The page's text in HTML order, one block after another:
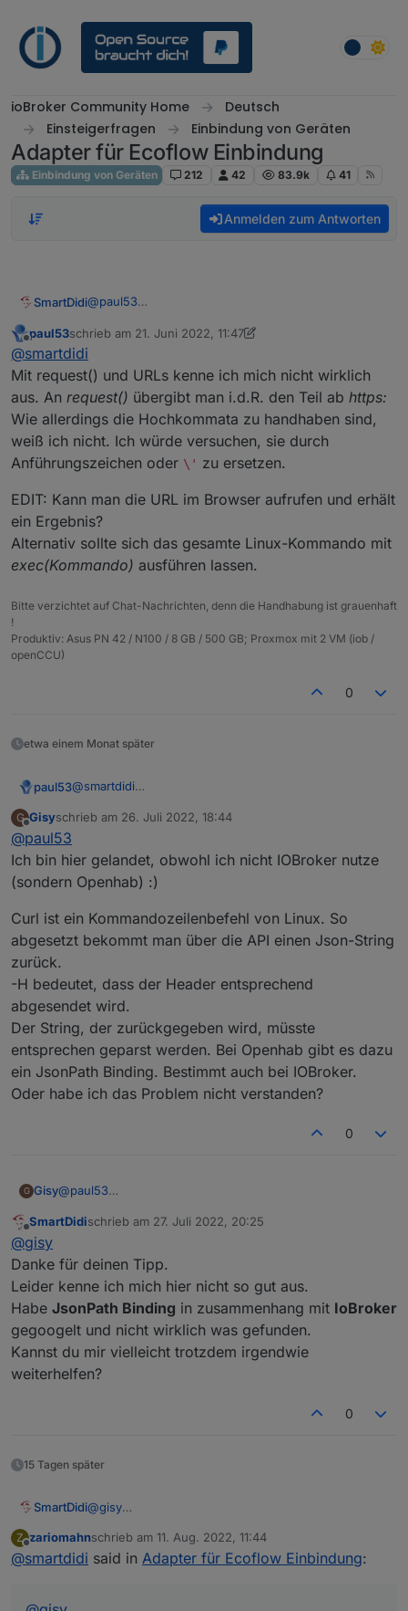
ioBroker Community Home
Deutsch
Einsteigerfragen
Einbindung von Geräten
Adapter für Ecoflow Einbindung
Einbindung von Geräten 212 42 83.9k 41
Anmelden zum Antworten
SmartDidi@paul53
leide hat mir heute das Support-Team von EcoFlow
vor wenigen Tagen verändert hat.
Nun haben ich folgenden Link von EcoFlow
bekommen:
curl -X GET \ https://api.ecoflow.com/iot-
service/open/api/device/queryDeviceQuota?
sn=DCEBxxxxxxxxx\ -H 'Content-Type:
application/json' \ -H 'appKey:
xxxxxxxxxxxxxx'
Kannst du mir bitte sagen, wie ich aus diesem Pfad
die Werte auslesen kann?
Vielen Dank für deine Hilfe.
lg
Offline
paul53schrieb am 21. Juni 2022, 11:47
zuletzt editiert von paul53
@smartdidi
Mit request() und URLs kenne ich mich nicht wirklich
aus. An request() übergibt man i.d.R. den Teil ab https:
Wie allerdings die Hochkommata zu handhaben sind,
weiß ich nicht. Ich würde versuchen, sie durch
Anführungszeichen oder \' zu ersetzen.
EDIT: Kann man die URL im Browser aufrufen und erhält
ein Ergebnis?
Alternativ sollte sich das gesamte Linux-Kommando mit
exec(Kommando) ausführen lassen.
Bitte verzichtet auf Chat-Nachrichten, denn die Handhabung ist grauenhaft
!
Produktiv: Asus PN 42 / N100 / 8 GB / 500 GB; Proxmox mit 2 VM (iob /
openCCU)
0
etwa einem Monat später
paul53@smartdidi
aus. An request()übergibt man i.d.R. den Teil ab
weiß ich nicht. Ich würde versuchen, sie durch
Anführungszeichen oder
EDIT: Kann man die URL im Browser aufrufen und
Alternativ sollte sich das gesamte Linux-Kommando mit
exec(Kommando)
G
Offline
Gisyschrieb am 26. Juli 2022, 18:44
zuletzt editiert von
@paul53
Ich bin hier gelandet, obwohl ich nicht IOBroker nutze
(sondern Openhab) :)
Curl ist ein Kommandozeilenbefehl von Linux. So
abgesetzt bekommt man über die API einen Json-String
zurück.
-H bedeutet, dass der Header entsprechend
abgesendet wird.
Der String, der zurückgegeben wird, müsste
entsprechen geparst werden. Bei Openhab gibt es dazu
ein JsonPath Binding. Bestimmt auch bei IOBroker.
Oder habe ich das Problem nicht verstanden?
0
G Gisy@paul53
(sondern Openhab) :)
Curl ist ein Kommandozeilenbefehl von Linux. So
zurück.
-H bedeutet, dass der Header entsprechend abgesendet
wird.
Der String, der zurückgegeben wird, müsste entsprechen
geparst werden. Bei Openhab gibt es dazu ein JsonPath
Binding. Bestimmt auch bei IOBroker.
Oder habe ich das Problem nicht verstanden?
Offline
SmartDidischrieb am 27. Juli 2022, 20:25
zuletzt editiert von
@gisy
Danke für deinen Tipp.
Leider kenne ich mich hier nicht so gut aus.
Habe JsonPath Binding in zusammenhang mit IoBroker
gegoogelt und nicht wirklich was gefunden.
Kannst du mir vielleicht trotzdem irgendwie
weiterhelfen?
0
15 Tagen später
SmartDidi@gisy
Leider kenne ich mich hier nicht so gut aus.
Habe JsonPath Binding in zusammenhang mit
Z
Offline
zariomahnschrieb am 11. Aug. 2022, 11:44
zuletzt editiert von
@smartdidi said in Adapter für Ecoflow Einbindung: